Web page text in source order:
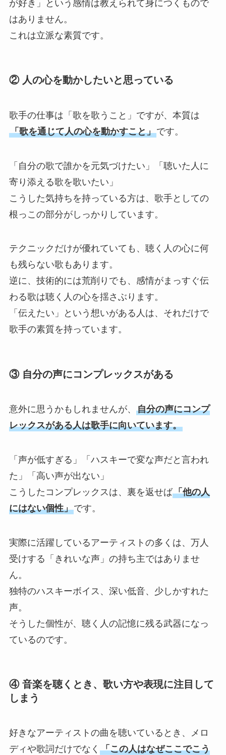
が好き」という感情は教えられて身につくもので
はありません。
これは立派な素質です。
② 人の心を動かしたいと思っている
歌手の仕事は「歌を歌うこと」ですが、本質は
「歌を通じて人の心を動かすこと」です。
「自分の歌で誰かを元気づけたい」「聴いた人に
寄り添える歌を歌いたい」
こうした気持ちを持っている方は、歌手としての
根っこの部分がしっかりしています。
テクニックだけが優れていても、聴く人の心に何
も残らない歌もあります。
逆に、技術的には荒削りでも、感情がまっすぐ伝
わる歌は聴く人の心を揺さぶります。
「伝えたい」という想いがある人は、それだけで
歌手の素質を持っています。
③ 自分の声にコンプレックスがある
意外に思うかもしれませんが、 自分の声にコンプ
レックスがある人は歌手に向いています。
「声が低すぎる」「ハスキーで変な声だと言われ
た」「高い声が出ない」
こうしたコンプレックスは、裏を返せば「他の人
にはない個性」です。
実際に活躍しているアーティストの多くは、万人
受けする「きれいな声」の持ち主ではありませ
ん。
独特のハスキーボイス、深い低音、少しかすれた
声。
そうした個性が、聴く人の記憶に残る武器になっ
ているのです。
④ 音楽を聴くとき、歌い方や表現に注目して
しまう
好きなアーティストの曲を聴いているとき、メロ
ディや歌詞だけでなく 「この人はなぜここでこう